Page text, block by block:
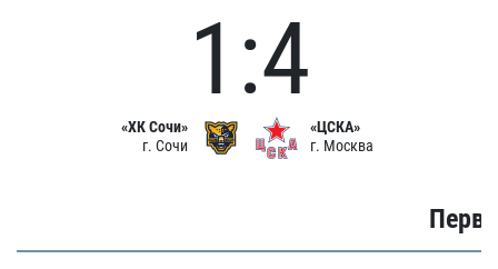
«ХК Сочи»
г. Сочи
1:4
«ЦСКА»
г. Москва